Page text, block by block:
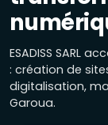
Maintenance
Gestion des
ESADISS SARL
: création de
digitalisation,
Garoua.